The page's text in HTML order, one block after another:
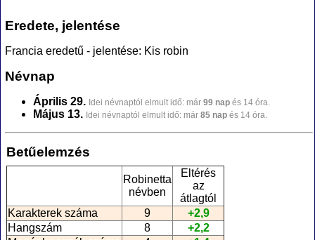
Eredete, jelentése
Francia eredetű - jelentése: Kis robin
Névnap
Április 29. Idei névnaptól elmult idő: már 99 nap és 14 óra.
Május 13. Idei névnaptól elmult idő: már 85 nap és 14 óra.
Betűelemzés
Robinetta
névben
Eltérés
az
átlagtól
Karakterek száma
9
+2,9
Hangszám
8
+2,2